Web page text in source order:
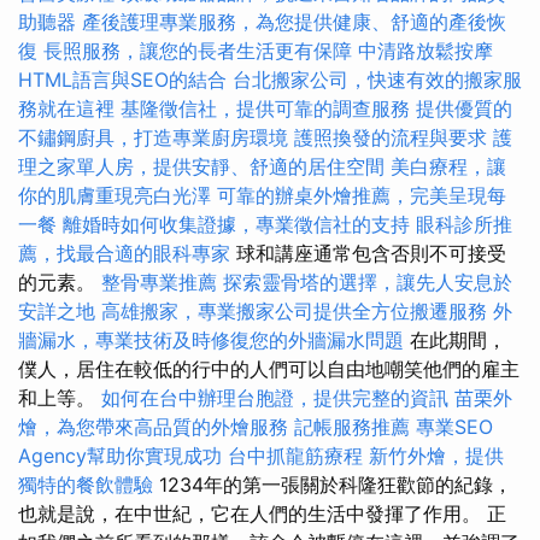
助聽器 產後護理專業服務，為您提供健康、舒適的產後恢
復 長照服務，讓您的長者生活更有保障 中清路放鬆按摩
HTML語言與SEO的結合 台北搬家公司，快速有效的搬家服
務就在這裡 基隆徵信社，提供可靠的調查服務 提供優質的
不鏽鋼廚具，打造專業廚房環境 護照換發的流程與要求 護
理之家單人房，提供安靜、舒適的居住空間 美白療程，讓
你的肌膚重現亮白光澤 可靠的辦桌外燴推薦，完美呈現每
一餐 離婚時如何收集證據，專業徵信社的支持 眼科診所推
薦，找最合適的眼科專家 球和講座通常包含否則不可接受
的元素。 整骨專業推薦 探索靈骨塔的選擇，讓先人安息於
安詳之地 高雄搬家，專業搬家公司提供全方位搬遷服務 外
牆漏水，專業技術及時修復您的外牆漏水問題 在此期間，
僕人，居住在較低的行中的人們可以自由地嘲笑他們的雇主
和上等。 如何在台中辦理台胞證，提供完整的資訊 苗栗外
燴，為您帶來高品質的外燴服務 記帳服務推薦 專業SEO
Agency幫助你實現成功 台中抓龍筋療程 新竹外燴，提供
獨特的餐飲體驗 1234年的第一張關於科隆狂歡節的紀錄，
也就是說，在中世紀，它在人們的生活中發揮了作用。 正